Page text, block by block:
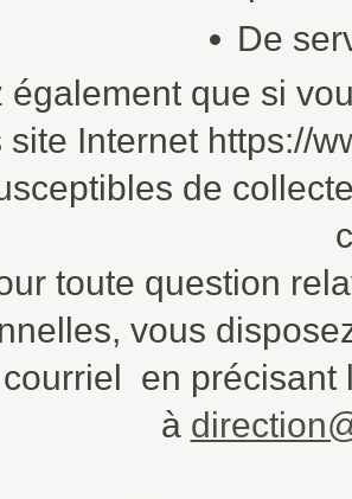
De
également que si
site Internet https://
de
toute question
vous
courriel en précisant
à